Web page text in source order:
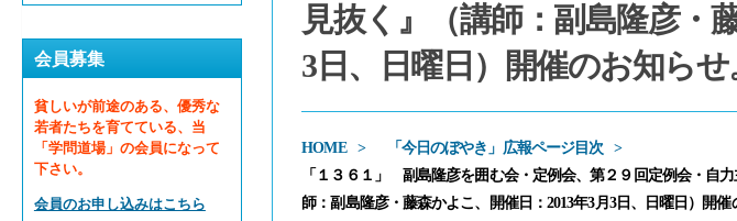
見抜く』（講師：副島隆彦・
3日、日曜日）開催のお知ら
HOME
「今日のぼやき」広報ページ目次
「１３６１」 副島隆彦を囲む会・定例会、第２９回定例会・自
師：副島隆彦・藤森かよこ、開催日：2013年3月3日、日曜日）開
会員募集
貧しいが前途のある、優秀な
若者たちを育てている、当
「学問道場」の会員になって
下さい。
会員のお申し込みはこちら